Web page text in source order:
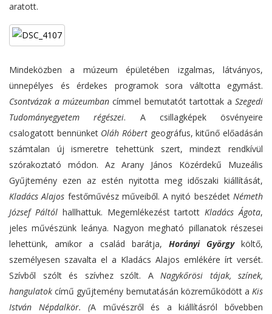
aratott.
Mindeközben a múzeum épületében izgalmas, látványos,
ünnepélyes és érdekes programok sora váltotta egymást.
Csontvázak a múzeumban címmel bemutatót tartottak aSzegedi
Tudományegyetem régészei. A csillagképek ösvényeire
csalogatott bennünket Oláh Róbert geográfus, kitűnő előadásán
számtalan új ismeretre tehettünk szert, mindezt rendkívül
szórakoztató módon. Az Arany János Közérdekű Muzeális
Gyűjtemény ezen az estén nyitotta meg időszaki kiállítását,
Kladács Alajos festőművész műveiből. A nyitó beszédetNémeth
József Páltólhallhattuk. Megemlékezést tartottKladács Ágota,
jeles művészünk leánya. Nagyon megható pillanatok részesei
lehettünk, amikor a család barátja, Horányi Györgyköltő,
személyesen szavalta el a Kladács Alajos emlékére írt versét.
Szívből szólt és szívhez szólt. A Nagykőrösi tájak, színek,
hangulatokcímű gyűjtemény bemutatásán közreműködött aKis
István Népdalkör. (A művészről és a kiállításról bővebben